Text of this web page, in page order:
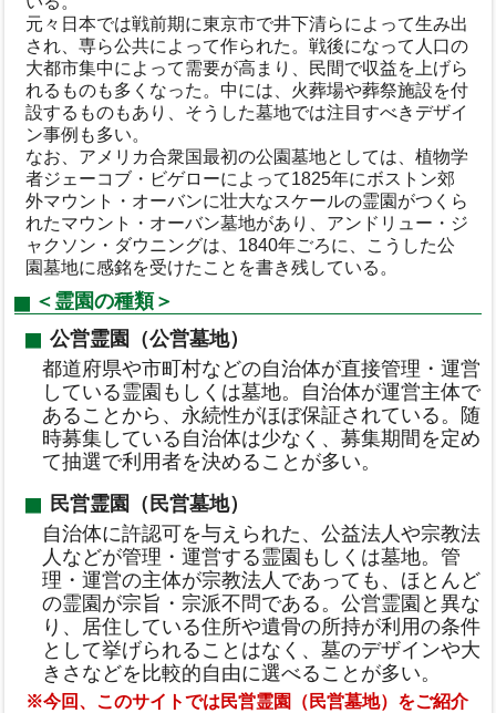
元々日本では戦前期に東京市で井下清らによって生み出
され、専ら公共によって作られた。戦後になって人口の
大都市集中によって需要が高まり、民間で収益を上げら
れるものも多くなった。中には、火葬場や葬祭施設を付
設するものもあり、そうした墓地では注目すべきデザイ
ン事例も多い。
なお、アメリカ合衆国最初の公園墓地としては、植物学
者ジェーコブ・ビゲローによって1825年にボストン郊
外マウント・オーバンに壮大なスケールの霊園がつくら
れたマウント・オーバン墓地があり、アンドリュー・ジ
ャクソン・ダウニングは、1840年ごろに、こうした公
園墓地に感銘を受けたことを書き残している。
＜霊園の種類＞
公営霊園（公営墓地）
都道府県や市町村などの自治体が直接管理・運営
している霊園もしくは墓地。自治体が運営主体で
あることから、永続性がほぼ保証されている。随
時募集している自治体は少なく、募集期間を定め
て抽選で利用者を決めることが多い。
民営霊園（民営墓地）
自治体に許認可を与えられた、公益法人や宗教法
人などが管理・運営する霊園もしくは墓地。管
理・運営の主体が宗教法人であっても、ほとんど
の霊園が宗旨・宗派不問である。公営霊園と異な
り、居住している住所や遺骨の所持が利用の条件
として挙げられることはなく、墓のデザインや大
きさなどを比較的自由に選べることが多い。
※今回、このサイトでは民営霊園（民営墓地）をご紹介